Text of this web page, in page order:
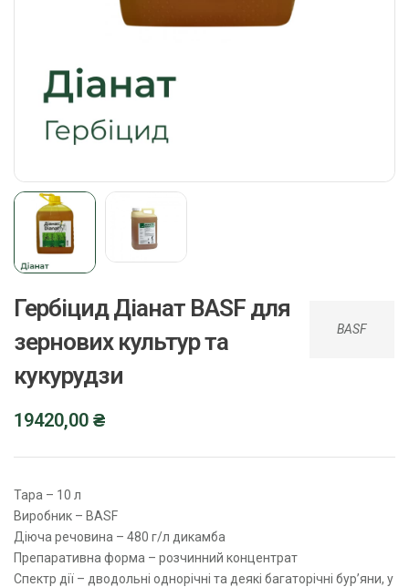
BASF
Гербіцид Діанат BASF для
зернових культур та
кукурудзи
19420,00 ₴
Тара – 10 л
Виробник – BASF
Діюча речовина – 480 г/л дикамба
Препаративна форма – розчинний концентрат
Спектр дії – дводольні однорічні та деякі багаторічні бур’яни, у